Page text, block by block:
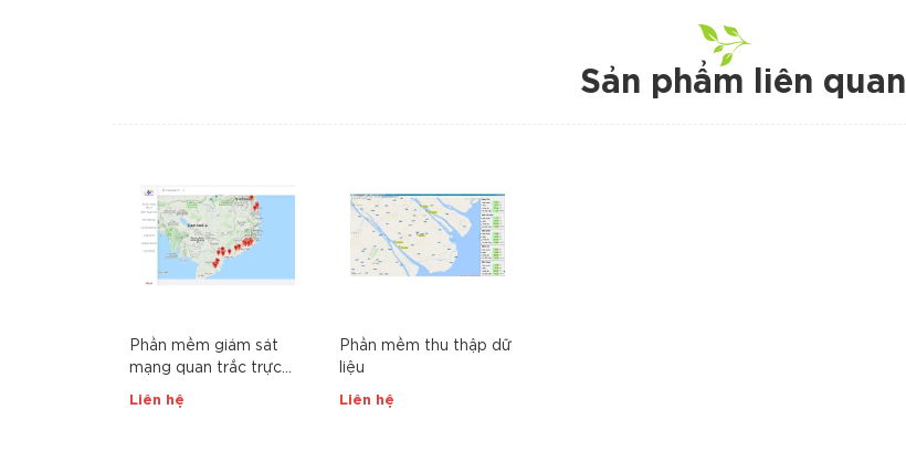
Sản phẩm liên quan
Phần mềm giám sát
mạng quan trắc trực
Liên hệ
Phần mềm thu thập dữ
liệu
Liên hệ